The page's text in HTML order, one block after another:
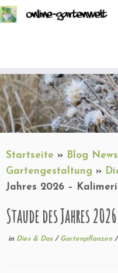
Zum
Inhalt
springen
Startseite » Blog
Gartengestaltung »
Jahres 2026 –
Staude des Jahres
in Dies & Das / Gartenpflanzen /